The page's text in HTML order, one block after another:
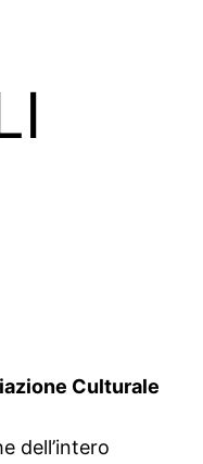
Culturale
dell’intero